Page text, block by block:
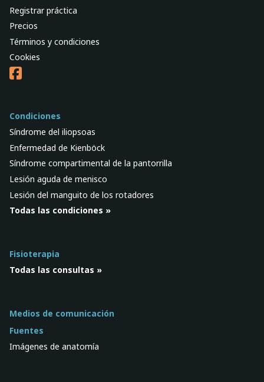
Registrar práctica
Precios
Términos y condiciones
Cookies
Condiciones
Síndrome del iliopsoas
Enfermedad de Kienböck
Síndrome compartimental de la pantorrilla
Lesión aguda de menisco
Lesión del manguito de los rotadores
Todas las condiciones »
Fisioterapia
Todas las consultas »
Medios de comunicación
Fuentes
Imágenes de anatomía